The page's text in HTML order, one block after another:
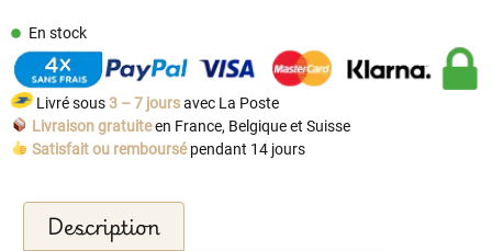
En stock
Livré sous3 – 7 joursavec La Poste
Livraison gratuiteen France, Belgique et Suisse
Satisfait ou remboursépendant 14 jours
Description